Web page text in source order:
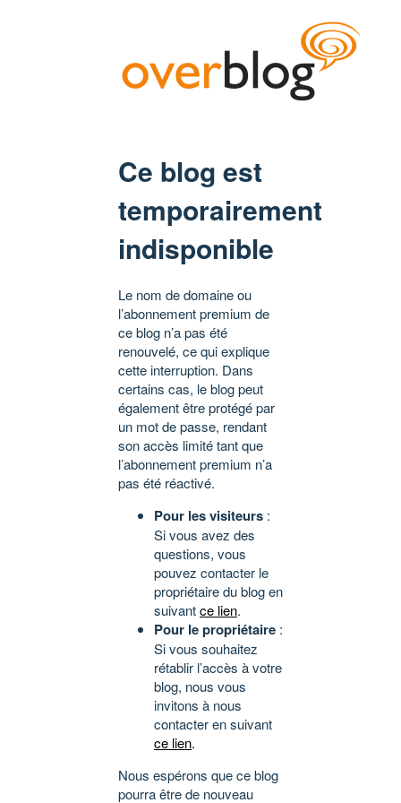
Ce blog est
temporairement
indisponible
Le nom de domaine ou
l’abonnement premium de
ce blog n’a pas été
renouvelé, ce qui explique
cette interruption. Dans
certains cas, le blog peut
également être protégé par
un mot de passe, rendant
son accès limité tant que
l’abonnement premium n’a
pas été réactivé.
Pour les visiteurs :
Si vous avez des
questions, vous
pouvez contacter le
propriétaire du blog en
suivantce lien.
Pour le propriétaire :
Si vous souhaitez
rétablir l’accès à votre
blog, nous vous
invitons à nous
contacter en suivant
ce lien.
Nous espérons que ce blog
pourra être de nouveau